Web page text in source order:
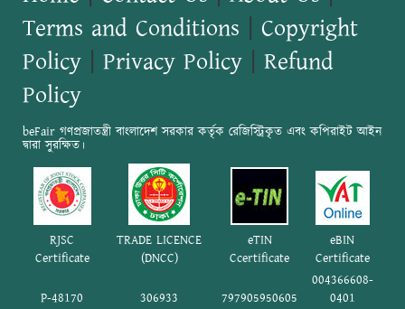
Terms and Conditions
Copyright
Policy
Privacy Policy
Refund
Policy
beFair গণপ্রজাতন্ত্রী বাংলাদেশ সরকার কর্তৃক রেজিস্ট্রিকৃত এবং কপিরাইট আইন
দ্বারা সুরক্ষিত।
RJSC
Certificate
TRADE LICENCE
(DNCC)
eTIN
Ccertificate
eBIN
Certificate
P-48170 306933 797905950605
004366608-
0401